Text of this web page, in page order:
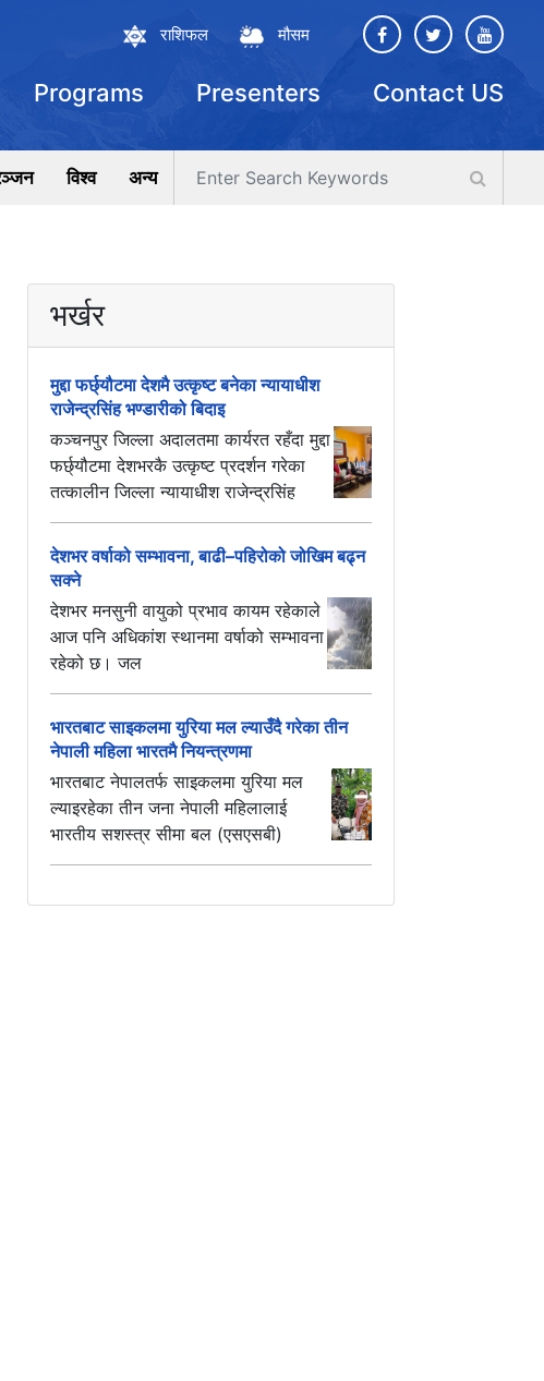
राशिफल मौसम
Programs Presenters Contact US
विश्व अन्य
भर्खर
मुद्दा फर्छ्यौटमा देशमै उत्कृष्ट बनेका न्यायाधीश
राजेन्द्रसिंह भण्डारीको बिदाइ
कञ्चनपुर जिल्ला अदालतमा कार्यरत रहँदा मुद्दा
फर्छ्यौटमा देशभरकै उत्कृष्ट प्रदर्शन गरेका
तत्कालीन जिल्ला न्यायाधीश राजेन्द्रसिंह
देशभर वर्षाको सम्भावना, बाढी–पहिरोको जोखिम बढ्न
सक्ने
देशभर मनसुनी वायुको प्रभाव कायम रहेकाले
आज पनि अधिकांश स्थानमा वर्षाको सम्भावना
रहेको छ। जल
भारतबाट साइकलमा युरिया मल ल्याउँदै गरेका तीन
नेपाली महिला भारतमै नियन्त्रणमा
भारतबाट नेपालतर्फ साइकलमा युरिया मल
ल्याइरहेका तीन जना नेपाली महिलालाई
भारतीय सशस्त्र सीमा बल (एसएसबी)